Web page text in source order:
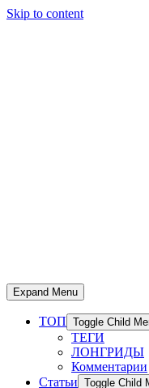
Skip to content
Expand Menu
ТОП Toggle Child
ТЕГИ
ЛОНГРИДЫ
Комментарии
Статьи Toggle Child